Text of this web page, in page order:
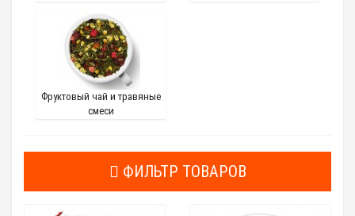
Фруктовый чай и травяные
смеси
ФИЛЬТР ТОВАРОВ